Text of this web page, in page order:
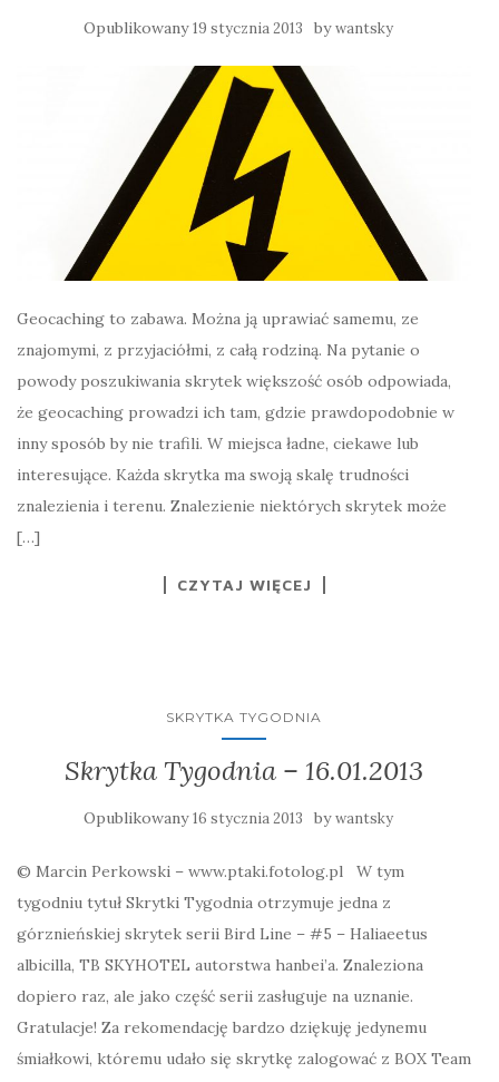
Opublikowany19 stycznia 2013 bywantsky
Geocaching to zabawa. Można ją uprawiać samemu, ze
znajomymi, z przyjaciółmi, z całą rodziną. Na pytanie o
powody poszukiwania skrytek większość osób odpowiada,
że geocaching prowadzi ich tam, gdzie prawdopodobnie w
inny sposób by nie trafili. W miejsca ładne, ciekawe lub
interesujące. Każda skrytka ma swoją skalę trudności
znalezienia i terenu. Znalezienie niektórych skrytek może
[…]
CZYTAJ WIĘCEJ
SKRYTKA TYGODNIA
Skrytka Tygodnia – 16.01.2013
Opublikowany16 stycznia 2013 bywantsky
© Marcin Perkowski – www.ptaki.fotolog.pl W tym
tygodniu tytuł Skrytki Tygodnia otrzymuje jedna z
górznieńskiej skrytek serii Bird Line – #5 – Haliaeetus
albicilla, TB SKYHOTEL autorstwa hanbei’a. Znaleziona
dopiero raz, ale jako część serii zasługuje na uznanie.
Gratulacje! Za rekomendację bardzo dziękuję jedynemu
śmiałkowi, któremu udało się skrytkę zalogować z BOX Team